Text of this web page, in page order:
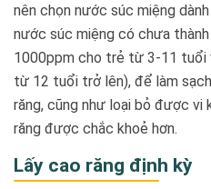
nên chọn nước súc miệng
nước súc miệng có chưa
1000ppm cho trẻ từ 3-11 tuổi
từ 12 tuổi trở lên), để làm
răng, cũng như loại bỏ được vi
răng được chắc khoẻ hơn.
Lấy cao răng định kỳ